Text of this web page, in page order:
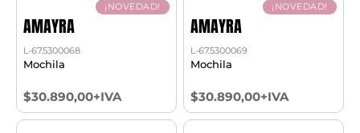
¡NOVEDAD!
AMAYRA
L-67.5300068
Mochila
$30.890,00+IVA
¡NOVEDAD!
AMAYRA
L-67.5300069
Mochila
$30.890,00+IVA